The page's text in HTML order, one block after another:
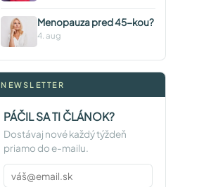
Menopauza pred 45-kou?
4. aug
NEWSLETTER
PÁČIL SA TI ČLÁNOK?
Dostávaj nové každý týždeň
priamo do e-mailu.